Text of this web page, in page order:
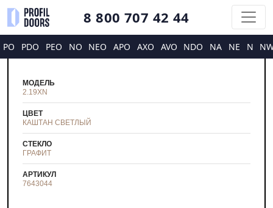
8 800 707 42 44
PO PDO PEO NO NEO APO AXO AVO NDO NA NE N
МОДЕЛЬ
2.19XN
ЦВЕТ
КАШТАН СВЕТЛЫЙ
СТЕКЛО
ГРАФИТ
АРТИКУЛ
7643044